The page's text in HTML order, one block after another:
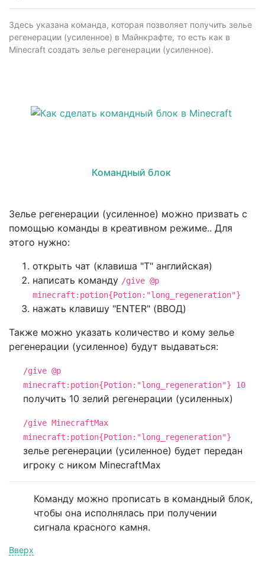
Здесь указана команда, которая позволяет получить зелье
регенерации (усиленное) в Майнкрафте, то есть как в
Minecraft создать зелье регенерации (усиленное).
Командный блок
Зелье регенерации (усиленное) можно призвать с
помощью команды в креативном режиме.. Для
этого нужно:
открыть чат (клавиша "T" английская)
написать команду /give @p
minecraft:potion{Potion:"long_regeneration"}
нажать клавишу "ENTER" (ВВОД)
Также можно указать количество и кому зелье
регенерации (усиленное) будут выдаваться:
/give @p
minecraft:potion{Potion:"long_regeneration"} 10
получить 10 зелий регенерации (усиленных)
/give MinecraftMax
minecraft:potion{Potion:"long_regeneration"}
зелье регенерации (усиленное) будет передан
игроку с ником MinecraftMax
Команду можно прописать в командный блок,
чтобы она исполнялась при получении
сигнала красного камня.
Вверх